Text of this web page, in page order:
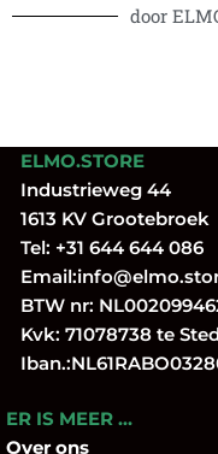
door
ELMO.STORE
Industrieweg 44
1613 KV Grootebroek
Tel: +31 644 644 086
Email:
BTW nr:
Kvk: 71078738 te
ER IS MEER …
Over ons